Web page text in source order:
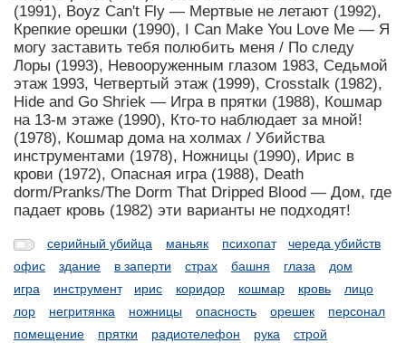
(1991), Boyz Can't Fly — Мертвые не летают (1992),
Крепкие орешки (1990), I Can Make You Love Me — Я
могу заставить тебя полюбить меня / По следу
Лоры (1993), Невооруженным глазом 1983, Седьмой
этаж 1993, Четвертый этаж (1999), Crosstalk (1982),
Hide and Go Shriek — Игра в прятки (1988), Кошмар
на 13-м этаже (1990), Кто-то наблюдает за мной!
(1978), Кошмар дома на холмах / Убийства
инструментами (1978), Ножницы (1990), Ирис в
крови (1972), Опасная игра (1988), Death
dorm/Pranks/The Dorm That Dripped Blood — Дом, где
падает кровь (1982) эти варианты не подходят!
серийный убийца маньяк психопат
череда убийств
офис
здание в заперти страх башня глаза
дом
игра
инструмент ирис коридор кошмар кровь
лицо
лор
негритянка ножницы опасность орешек
персонал
помещение
прятки радиотелефон рука
строй